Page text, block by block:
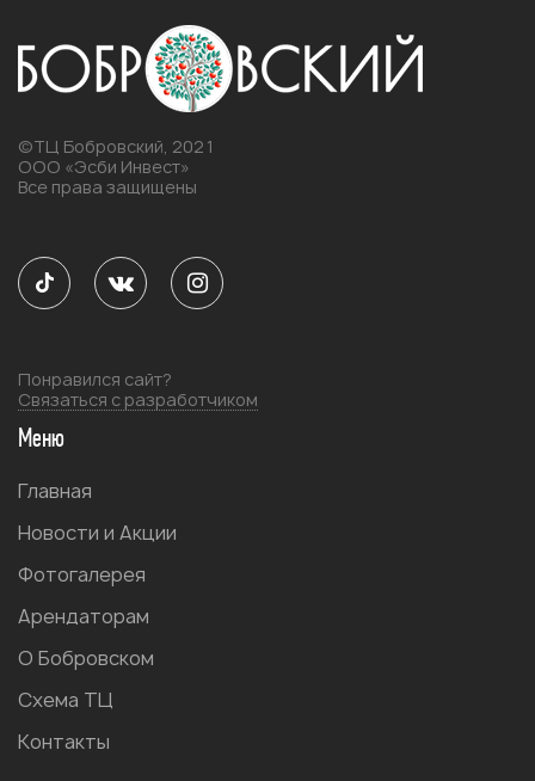
©ТЦ Бобровский, 2021
ООО «Эсби Инвест»
Все права защищены
Понравился сайт?
Связаться с разработчиком
Меню
Главная
Новости и Акции
Фотогалерея
Арендаторам
О Бобровском
Схема ТЦ
Контакты